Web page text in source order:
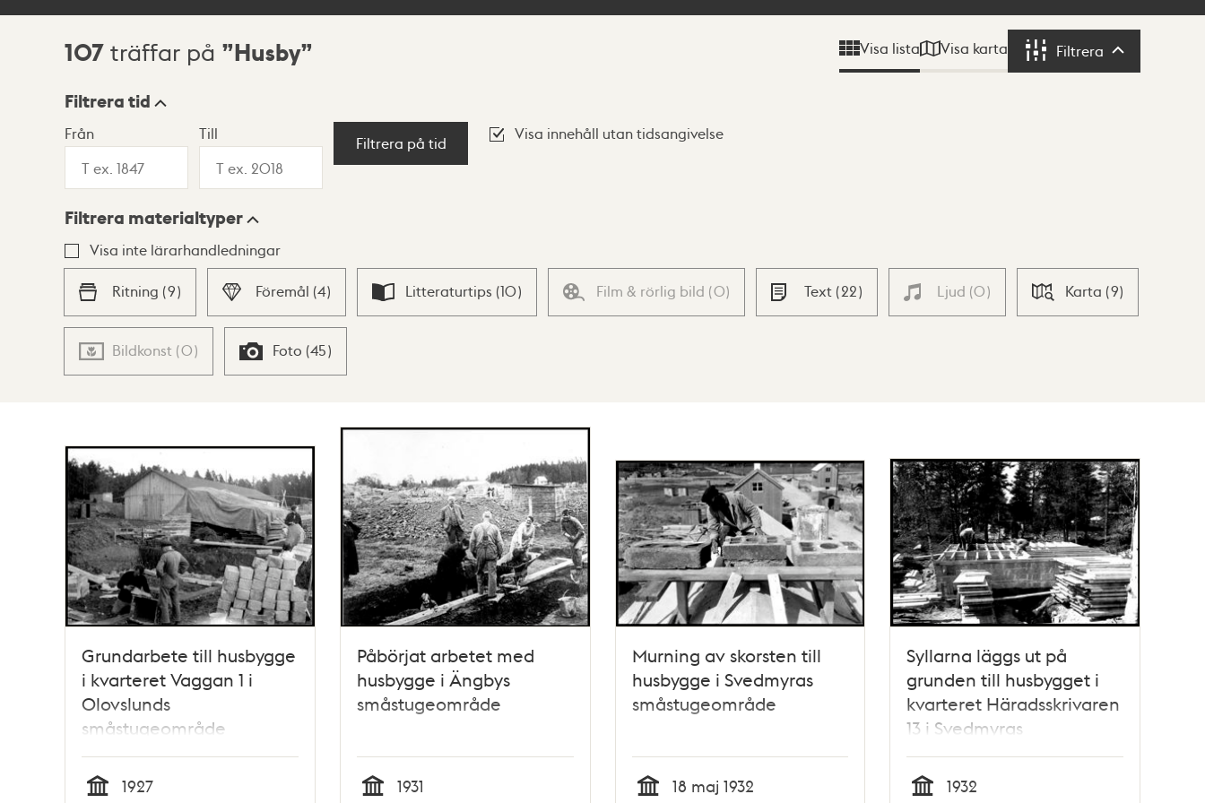
Sökresultat
107 träffar på Husby Visa lista Visa karta Filtrera Filtrera
Visningsläge
Lista Karta
Filtrera tid
Från Till
Filtrera på tid
Visa innehåll utan tidsangivelse
Filtrera materialtyper
Visa inte lärarhandledningar
Ritning (9) Föremål (4) Litteraturtips (10) Film & rörlig bild (0) Text (22) Ljud (0) Karta (9)
Bildkonst (0) Foto (45)
Grundarbete till husbygge
i kvarteret Vaggan 1 i
Olovslunds
småstugeområde
1927
Påbörjat arbetet med
husbygge i Ängbys
småstugeområde
1931
Murning av skorsten till
husbygge i Svedmyras
småstugeområde
18 maj 1932
Syllarna läggs ut på
grunden till husbygget i
kvarteret Häradsskrivaren
13 i Svedmyras
småstugeområde
1932